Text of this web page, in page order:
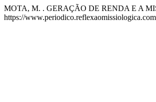
MOTA, M. . GERAÇÃO DE RENDA E A
https://